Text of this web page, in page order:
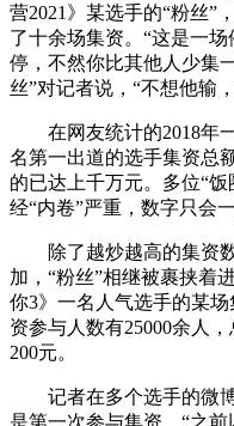
营2021》某选手的“粉丝”
了十余场集资。“这是一
停，不然你比其他人少集
丝”对记者说，“不想他输
在网友统计的2018年一
名第一出道的选手集资总
的已达上千万元。多位“饭
经“内卷”严重，数字只会
除了越炒越高的集资数
加，“粉丝”相继被裹挟着
你3》一名人气选手的某
资参与人数有25000余人
200元。
记者在多个选手的微博